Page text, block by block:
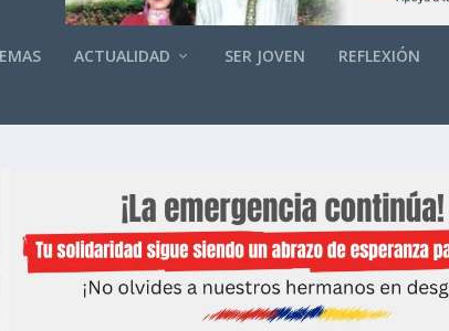
ACTUALIDAD SER JOVEN REFLEXIÓN